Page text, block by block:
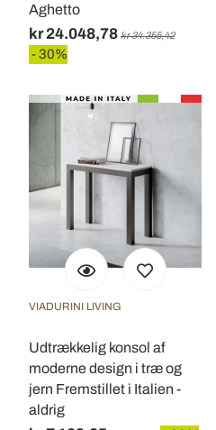
Aghetto
kr 24.048,78 kr 34.355,42
- 30%
VIADURINI LIVING
Udtrækkelig konsol af
moderne design i træ og
jern Fremstillet i Italien -
aldrig